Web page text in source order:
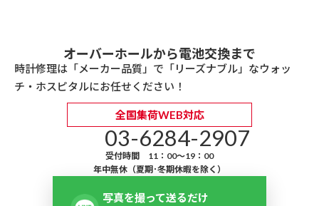
オーバーホールから電池交換まで
時計修理は「メーカー品質」で「リーズナブル」なウォッ
チ・ホスピタルにお任せください！
全国集荷WEB対応
03-6284-2907
受付時間 11：00～19：00
年中無休（夏期･冬期休暇を除く）
写真を撮って送るだけ